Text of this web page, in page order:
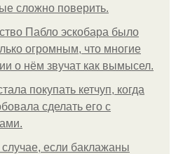
сложно поверить.
Пабло эскобара было
огромным, что многие
о нём звучат как вымысел.
покупать кетчуп, когда
сделать его с
если баклажаны